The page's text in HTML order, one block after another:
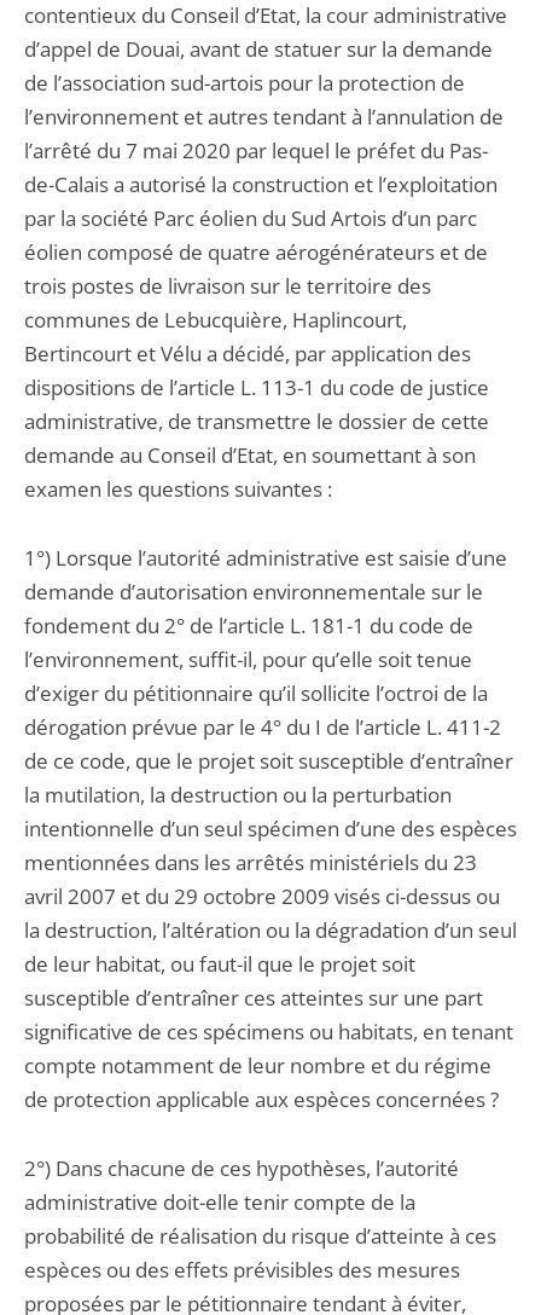
contentieux du Conseil d’Etat, la cour administrative
d’appel de Douai, avant de statuer sur la demande
de l’association sud-artois pour la protection de
l’environnement et autres tendant à l’annulation de
l’arrêté du 7 mai 2020 par lequel le préfet du Pas-
de-Calais a autorisé la construction et l’exploitation
par la société Parc éolien du Sud Artois d’un parc
éolien composé de quatre aérogénérateurs et de
trois postes de livraison sur le territoire des
communes de Lebucquière, Haplincourt,
Bertincourt et Vélu a décidé, par application des
dispositions de l’article L. 113-1 du code de justice
administrative, de transmettre le dossier de cette
demande au Conseil d’Etat, en soumettant à son
examen les questions suivantes :
1°) Lorsque l’autorité administrative est saisie d’une
demande d’autorisation environnementale sur le
fondement du 2° de l’article L. 181-1 du code de
l’environnement, suffit-il, pour qu’elle soit tenue
d’exiger du pétitionnaire qu’il sollicite l’octroi de la
dérogation prévue par le 4° du I de l’article L. 411-2
de ce code, que le projet soit susceptible d’entraîner
la mutilation, la destruction ou la perturbation
intentionnelle d’un seul spécimen d’une des espèces
mentionnées dans les arrêtés ministériels du 23
avril 2007 et du 29 octobre 2009 visés ci-dessus ou
la destruction, l’altération ou la dégradation d’un seul
de leur habitat, ou faut-il que le projet soit
susceptible d’entraîner ces atteintes sur une part
significative de ces spécimens ou habitats, en tenant
compte notamment de leur nombre et du régime
de protection applicable aux espèces concernées ?
2°) Dans chacune de ces hypothèses, l’autorité
administrative doit-elle tenir compte de la
probabilité de réalisation du risque d’atteinte à ces
espèces ou des effets prévisibles des mesures
proposées par le pétitionnaire tendant à éviter,